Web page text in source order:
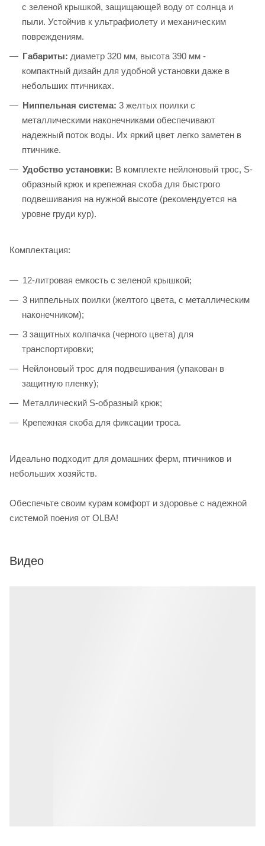
с зеленой крышкой, защищающей воду от солнца и
пыли. Устойчив к ультрафиолету и механическим
повреждениям.
Габариты: диаметр 320 мм, высота 390 мм -
компактный дизайн для удобной установки даже в
небольших птичниках.
Ниппельная система: 3 желтых поилки с
металлическими наконечниками обеспечивают
надежный поток воды. Их яркий цвет легко заметен в
птичнике.
Удобство установки: В комплекте нейлоновый трос, S-
образный крюк и крепежная скоба для быстрого
подвешивания на нужной высоте (рекомендуется на
уровне груди кур).
Комплектация:
12-литровая емкость с зеленой крышкой;
3 ниппельных поилки (желтого цвета, с металлическим
наконечником);
3 защитных колпачка (черного цвета) для
транспортировки;
Нейлоновый трос для подвешивания (упакован в
защитную пленку);
Металлический S-образный крюк;
Крепежная скоба для фиксации троса.
Идеально подходит для домашних ферм, птичников и
небольших хозяйств.
Обеспечьте своим курам комфорт и здоровье с надежной
системой поения от OLBA!
Видео